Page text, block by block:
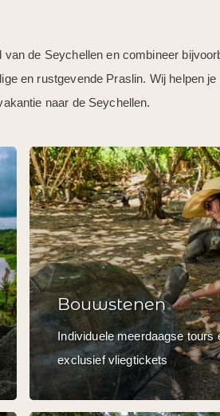
van de Seychellen en combineer
en rustgevende Praslin. Wij helpen
naar de Seychellen.
Bouwstenen
Individuele meerdaagse tours
exclusief vliegtickets